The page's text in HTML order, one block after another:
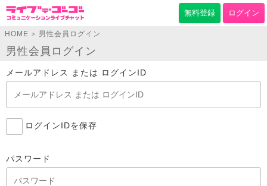
無料登録 ログイン
HOME > 男性会員ログイン
男性会員ログイン
メールアドレス または ログインID
ログインIDを保存
パスワード